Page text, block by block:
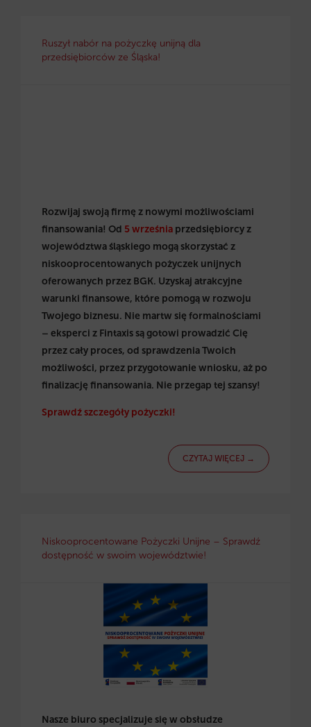
Ruszył nabór na pożyczkę unijną dla
przedsiębiorców ze Śląska!
Rozwijaj swoją firmę z nowymi możliwościami
finansowania! Od 5 września przedsiębiorcy z
województwa śląskiego mogą skorzystać z
niskooprocentowanych pożyczek unijnych
oferowanych przez BGK. Uzyskaj atrakcyjne
warunki finansowe, które pomogą w rozwoju
Twojego biznesu. Nie martw się formalnościami
– eksperci z Fintaxis są gotowi prowadzić Cię
przez cały proces, od sprawdzenia Twoich
możliwości, przez przygotowanie wniosku, aż po
finalizację finansowania. Nie przegap tej szansy!
Sprawdź szczegóły pożyczki!
CZYTAJ WIĘCEJ →
Niskooprocentowane Pożyczki Unijne – Sprawdź
dostępność w swoim województwie!
Nasze biuro specjalizuje się w obsłudze